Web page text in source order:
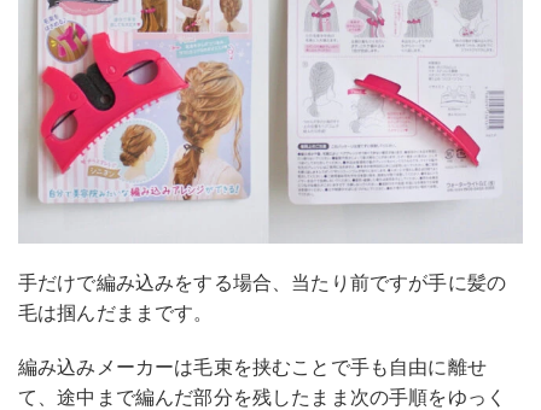
手だけで編み込みをする場合、当たり前ですが手に髪の
毛は掴んだままです。
編み込みメーカーは毛束を挟むことで手も自由に離せ
て、途中まで編んだ部分を残したまま次の手順をゆっく